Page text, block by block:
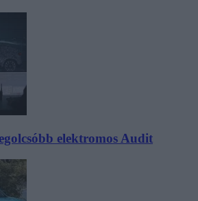
elektromos Audit